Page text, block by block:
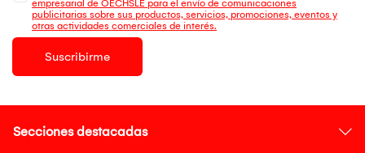
empresarial de OECHSLE para el envío de comunicaciones
publicitarias sobre sus productos, servicios, promociones, eventos y
otras actividades comerciales de interés.
Suscribirme
Secciones destacadas